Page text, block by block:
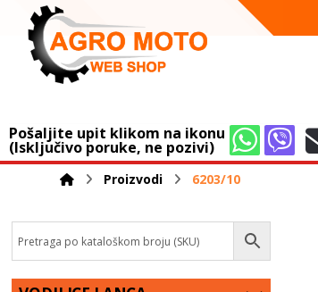
Pošaljite upit klikom na ikonu
(Isključivo poruke, ne pozivi)
Proizvodi 6203/10